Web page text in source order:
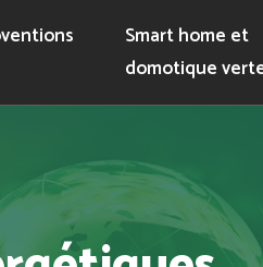
Smart home et
domotique